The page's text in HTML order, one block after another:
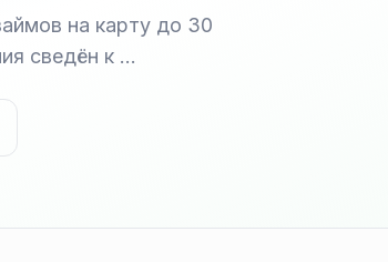
на карту до 30
сведён к …